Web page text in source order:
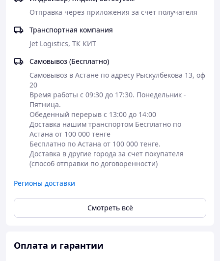
Отправка через приложения за счет получателя
Транспортная компания
Jet Logistics, ТК КИТ
Самовывоз (Бесплатно)
Самовывоз в Астане по адресу Рыскулбекова 13, оф
20
Время работы с 09:30 до 17:30. Понедельник -
Пятница.
Обеденный перерыв с 13:00 до 14:00
Доставка нашим транспортом Бесплатно по
Астана от 100 000 тенге
Бесплатно по Астана от 100 000 тенге.
Доставка в другие города за счет покупателя
(способ отправки по договоренности)
Регионы доставки
Смотреть всё
Оплата и гарантии